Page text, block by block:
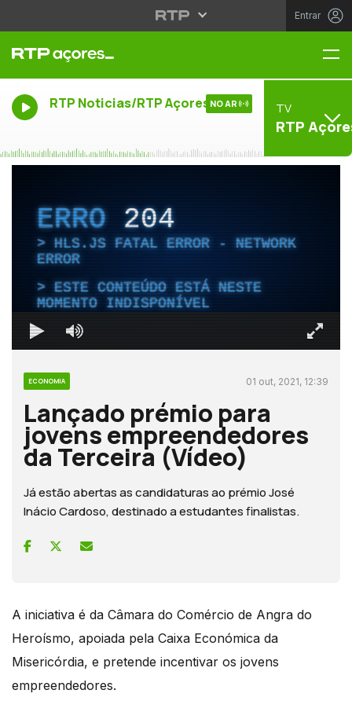
Entrar
RTP Noticias/RTP Açores NO AR TV
RTP
ERRO204
HLS.JS FATAL ERROR - NETWORK
ERROR
ESTE CONTEÚDO ESTÁ NESTE
MOMENTO INDISPONÍVEL
ECONOMIA 01 out, 2021, 12:39
Lançado prémio para
jovens empreendedores
da Terceira (Vídeo)
Já estão abertas as candidaturas ao prémio José
Inácio Cardoso, destinado a estudantes finalistas.
A iniciativa é da Câmara do Comércio de Angra do
Heroísmo, apoiada pela Caixa Económica da
Misericórdia, e pretende incentivar os jovens
empreendedores.